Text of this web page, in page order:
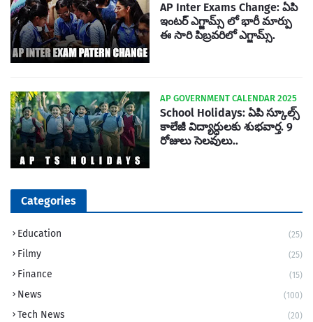
AP Inter Exams Change: ఏపి
ఇంటర్ ఎగ్జామ్స్ లో భారీ మార్పు
ఈ సారి పిబ్రవరిలో ఎగ్జామ్స్.
AP GOVERNMENT CALENDAR 2025
School Holidays: ఏపి స్కూల్స్
కాలేజీ విద్యార్ధులకు శుభవార్త. 9
రోజులు సెలవులు..
Categories
Education (25)
Filmy (25)
Finance (15)
News (100)
Tech News (20)